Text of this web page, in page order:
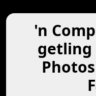
'n
getling